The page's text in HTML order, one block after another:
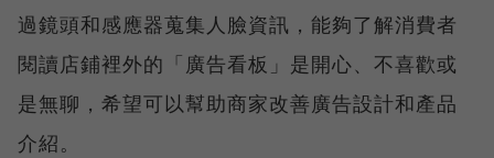
過鏡頭和感應器蒐集人臉資訊，能夠了解消費者
閱讀店鋪裡外的「廣告看板」是開心、不喜歡或
是無聊，希望可以幫助商家改善廣告設計和產品
介紹。